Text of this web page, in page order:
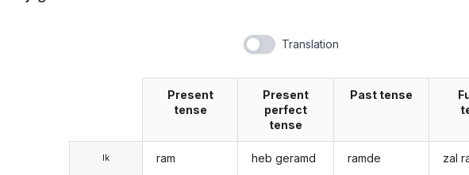
Translation
Ik
Present
tense
ram
Present
perfect
tense
heb geramd
Past tense
ramde zal